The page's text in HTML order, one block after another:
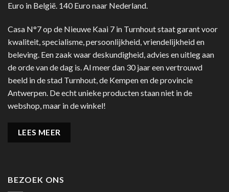
Euro in België. 140 Euro naar Nederland.
Casa N°7 op de Nieuwe Kaai 7 in Turnhout staat garant voor
kwaliteit, specialisme, persoonlijkheid, vriendelijkheid en
beleving. Een zaak waar deskundigheid, advies en uitleg aan
de orde van de dag is. Al meer dan 30 jaar een vertrouwd
beeld in de stad Turnhout, de Kempen en de provincie
Antwerpen. De echt unieke producten staan niet in de
webshop, maar in de winkel!
LEES MEER
BEZOEK ONS